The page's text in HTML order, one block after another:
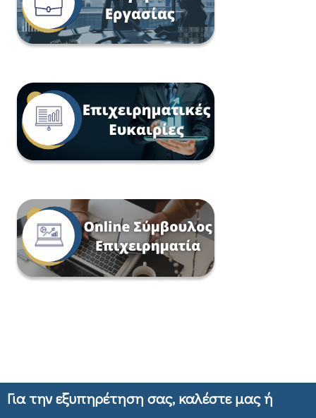
Για την εξυπηρέτηση σας, καλέστε μας ή